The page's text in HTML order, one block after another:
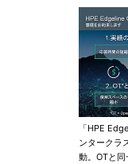
「HPE
ンタークラ
動。OTと同